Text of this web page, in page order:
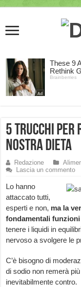
5 trucchi per
nostra dieta
Redazione
Lascia un commento
Lo hanno
attaccato tutti,
esperti e non, ma la
fondamentali
tenere i liquidi in
nervoso a svolgere le
C’è bisogno di
di sodio non remerà
inevitabilmente contro.